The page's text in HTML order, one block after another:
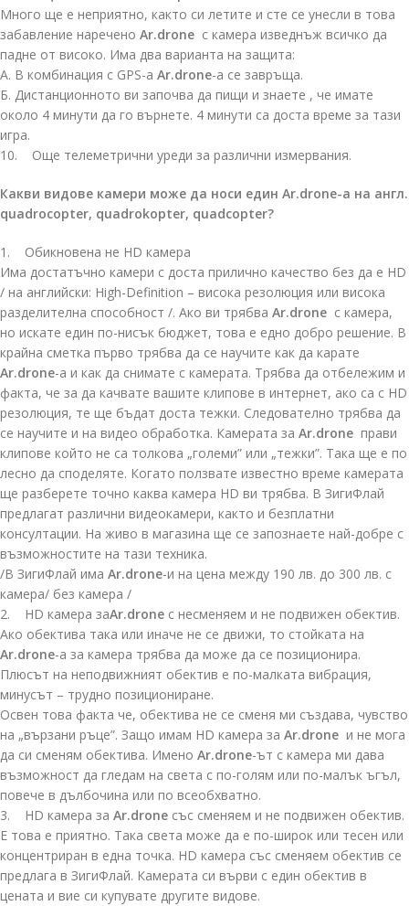
Много ще е неприятно, както си летите и сте се унесли в това
забавление наречено Ar.drone с камера изведнъж всичко да
падне от високо. Има два варианта на защита:
А. В комбинация с GPS-а Ar.drone-а се завръща.
Б. Дистанционното ви започва да пищи и знаете , че имате
около 4 минути да го върнете. 4 минути са доста време за тази
игра.
10. Още телеметрични уреди за различни измервания.
Какви видове камери може да носи един Ar.drone-а на англ.
quadrocopter, quadrokopter, quadcopter?
1. Обикновена не HD камера
Има достатъчно камери с доста прилично качество без да е HD
/ на английски: High-Definition – висока резолюция или висока
разделителна способност /. Ако ви трябва Ar.drone с камера,
но искате един по-нисък бюджет, това е едно добро решение. В
крайна сметка първо трябва да се научите как да карате
Ar.drone-а и как да снимате с камерата. Трябва да отбележим и
факта, че за да качвате вашите клипове в интернет, ако са с HD
резолюция, те ще бъдат доста тежки. Следователно трябва да
се научите и на видео обработка. Камерата за Ar.drone прави
клипове който не са толкова „големи” или „тежки”. Така ще е по
лесно да споделяте. Когато ползвате известно време камерата
ще разберете точно каква камера HD ви трябва. В ЗигиФлай
предлагат различни видеокамери, както и безплатни
консултации. На живо в магазина ще се запознаете най-добре с
възможностите на тази техника.
/В ЗигиФлай има Ar.drone-и на цена между 190 лв. до 300 лв. с
камера/ без камера /
2. HD камера заAr.drone с несменяем и не подвижен обектив.
Ако обектива така или иначе не се движи, то стойката на
Ar.drone-а за камера трябва да може да се позиционира.
Плюсът на неподвижният обектив е по-малката вибрация,
минусът – трудно позициониране.
Освен това факта че, обектива не се сменя ми създава, чувство
на „вързани ръце”. Защо имам HD камера за Ar.drone и не мога
да си сменям обектива. Имено Ar.drone-ът с камера ми дава
възможност да гледам на света с по-голям или по-малък ъгъл,
повече в дълбочина или по всеобхватно.
3. HD камера за Ar.drone със сменяем и не подвижен обектив.
Е това е приятно. Така света може да е по-широк или тесен или
концентриран в една точка. HD камера със сменяем обектив се
предлага в ЗигиФлай. Камерата си върви с един обектив в
цената и вие си купувате другите видове.